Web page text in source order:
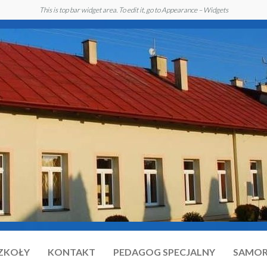
This is top bar widget area. To edit it, go to Appearance – Widgets
KONTAKT PEDAGOG SPECJALNY